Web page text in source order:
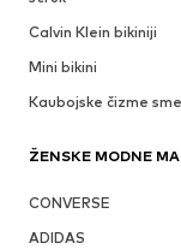
Calvin Klein bikiniji
Mini bikini
Kaubojske čizme
ŽENSKE MODNE
CONVERSE
ADIDAS